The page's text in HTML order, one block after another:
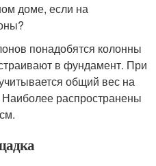
доме, если на
понадобятся колонны
в фундамент. При
общий вес на
Наиболее распространены